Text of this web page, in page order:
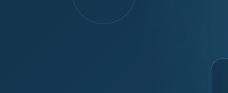
Компьютерно-техническая экспертиза